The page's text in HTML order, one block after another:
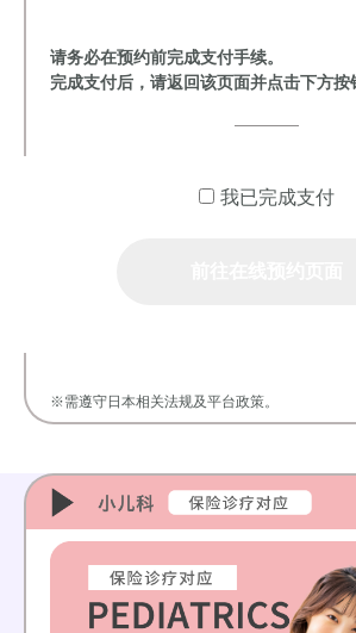
请务必在预约前完成支付手续。
完成支付后，请返回该页面并点击下方按
我已完成支付
※需遵守日本相关法规及平台政策。